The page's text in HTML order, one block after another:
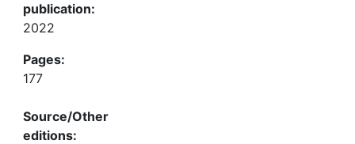
publication:
2022
Pages:
177
Source/Other
editions: